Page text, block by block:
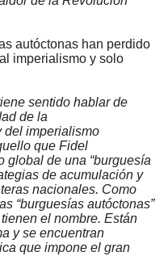
autóctonas han perdido
imperialismo y solo
sentido hablar de
de la
del imperialismo
que Fidel
global de una “burguesía
de acumulación y
nacionales. Como
“burguesías autóctonas”
el nombre. Están
y se encuentran
que impone el gran